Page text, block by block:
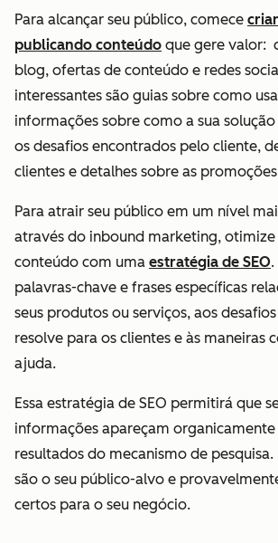
Para alcançar seu público, comece
publicando conteúdo que gere valor:
blog, ofertas de conteúdo e redes
interessantes são guias sobre como
informações sobre como a sua
os desafios encontrados pelo cliente,
clientes e detalhes sobre as
Para atrair seu público em um nível
através do inbound marketing,
conteúdo com uma estratégia de SEO
palavras-chave e frases específicas
seus produtos ou serviços, aos
resolve para os clientes e às maneiras
ajuda.
Essa estratégia de SEO permitirá que
informações apareçam
resultados do mecanismo de pesquisa.
são o seu público-alvo e
certos para o seu negócio.